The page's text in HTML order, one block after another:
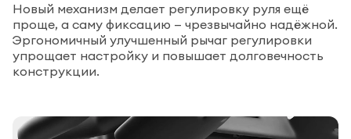
Новый механизм делает регулировку руля ещё
проще, а саму фиксацию — чрезвычайно надёжной.
Эргономичный улучшенный рычаг регулировки
упрощает настройку и повышает долговечность
конструкции.